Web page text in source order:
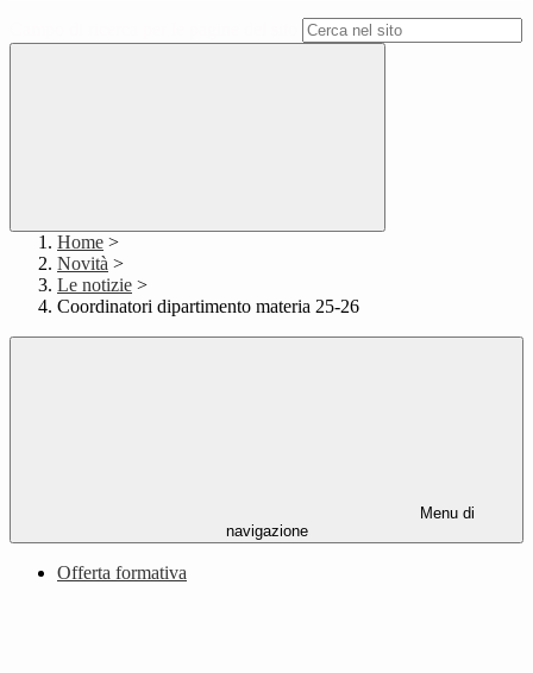
Home >
Novità >
Le notizie >
Coordinatori dipartimento materia 25-26
Menu di
navigazione
Offerta formativa